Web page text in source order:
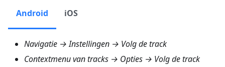
Android iOS
Navigatie → Instellingen → Volg de track
Contextmenu van tracks → Opties → Volg de track